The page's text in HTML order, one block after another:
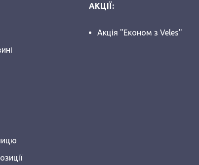
АКЦІЇ:
Акція "Економ з Veles"